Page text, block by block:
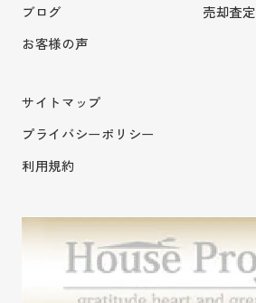
ブログ
お客様の声
売却査定
サイトマップ
プライバシーポリシー
利用規約